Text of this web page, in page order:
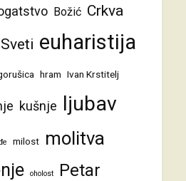
Božić Crkva
euharistija
hram Ivan Krstitelj
kušnje ljubav
milost molitva
oholost Petar